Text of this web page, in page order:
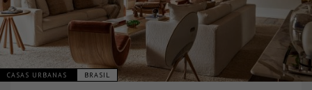
CASAS URBANAS BRASIL